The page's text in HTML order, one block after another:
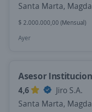
Santa Marta,
$ 2.000.000,00 (Mensual)
Ayer
Asesor
4,6
Jiro S.A.
Santa Marta,